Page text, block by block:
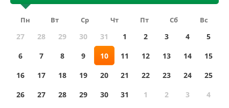
Пн Вт Ср Чт Пт Сб Вс
27 28 29 30 31 1 2 3 4
5
6
7 8 9 10 11 12 13 14
15
16
17 18 19 20 21 22 23 24
25
26
27 28 29 30 31 1 2 3
4